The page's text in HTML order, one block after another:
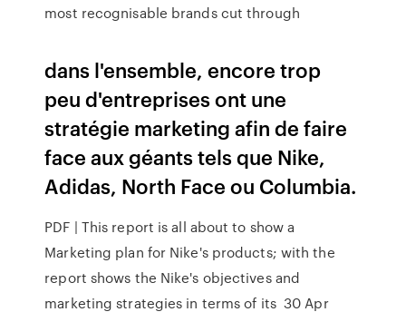
most recognisable brands cut through
dans l'ensemble, encore trop
peu d'entreprises ont une
stratégie marketing afin de faire
face aux géants tels que Nike,
Adidas, North Face ou Columbia.
PDF | This report is all about to show a
Marketing plan for Nike's products; with the
report shows the Nike's objectives and
marketing strategies in terms of its 30 Apr